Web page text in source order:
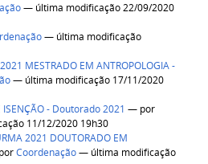
— última modificação 22/09/2020
— última modificação
MESTRADO EM ANTROPOLOGIA -
— última modificação 17/11/2020
ISENÇÃO - Doutorado 2021 — por
11/12/2020 19h30
2021 DOUTORADO EM
porCoordenação— última modificação